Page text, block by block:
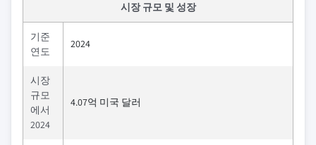
시장 규모 및 성장
기준
연도
2024
시장
규모
에서
2024
4.07억 미국 달러